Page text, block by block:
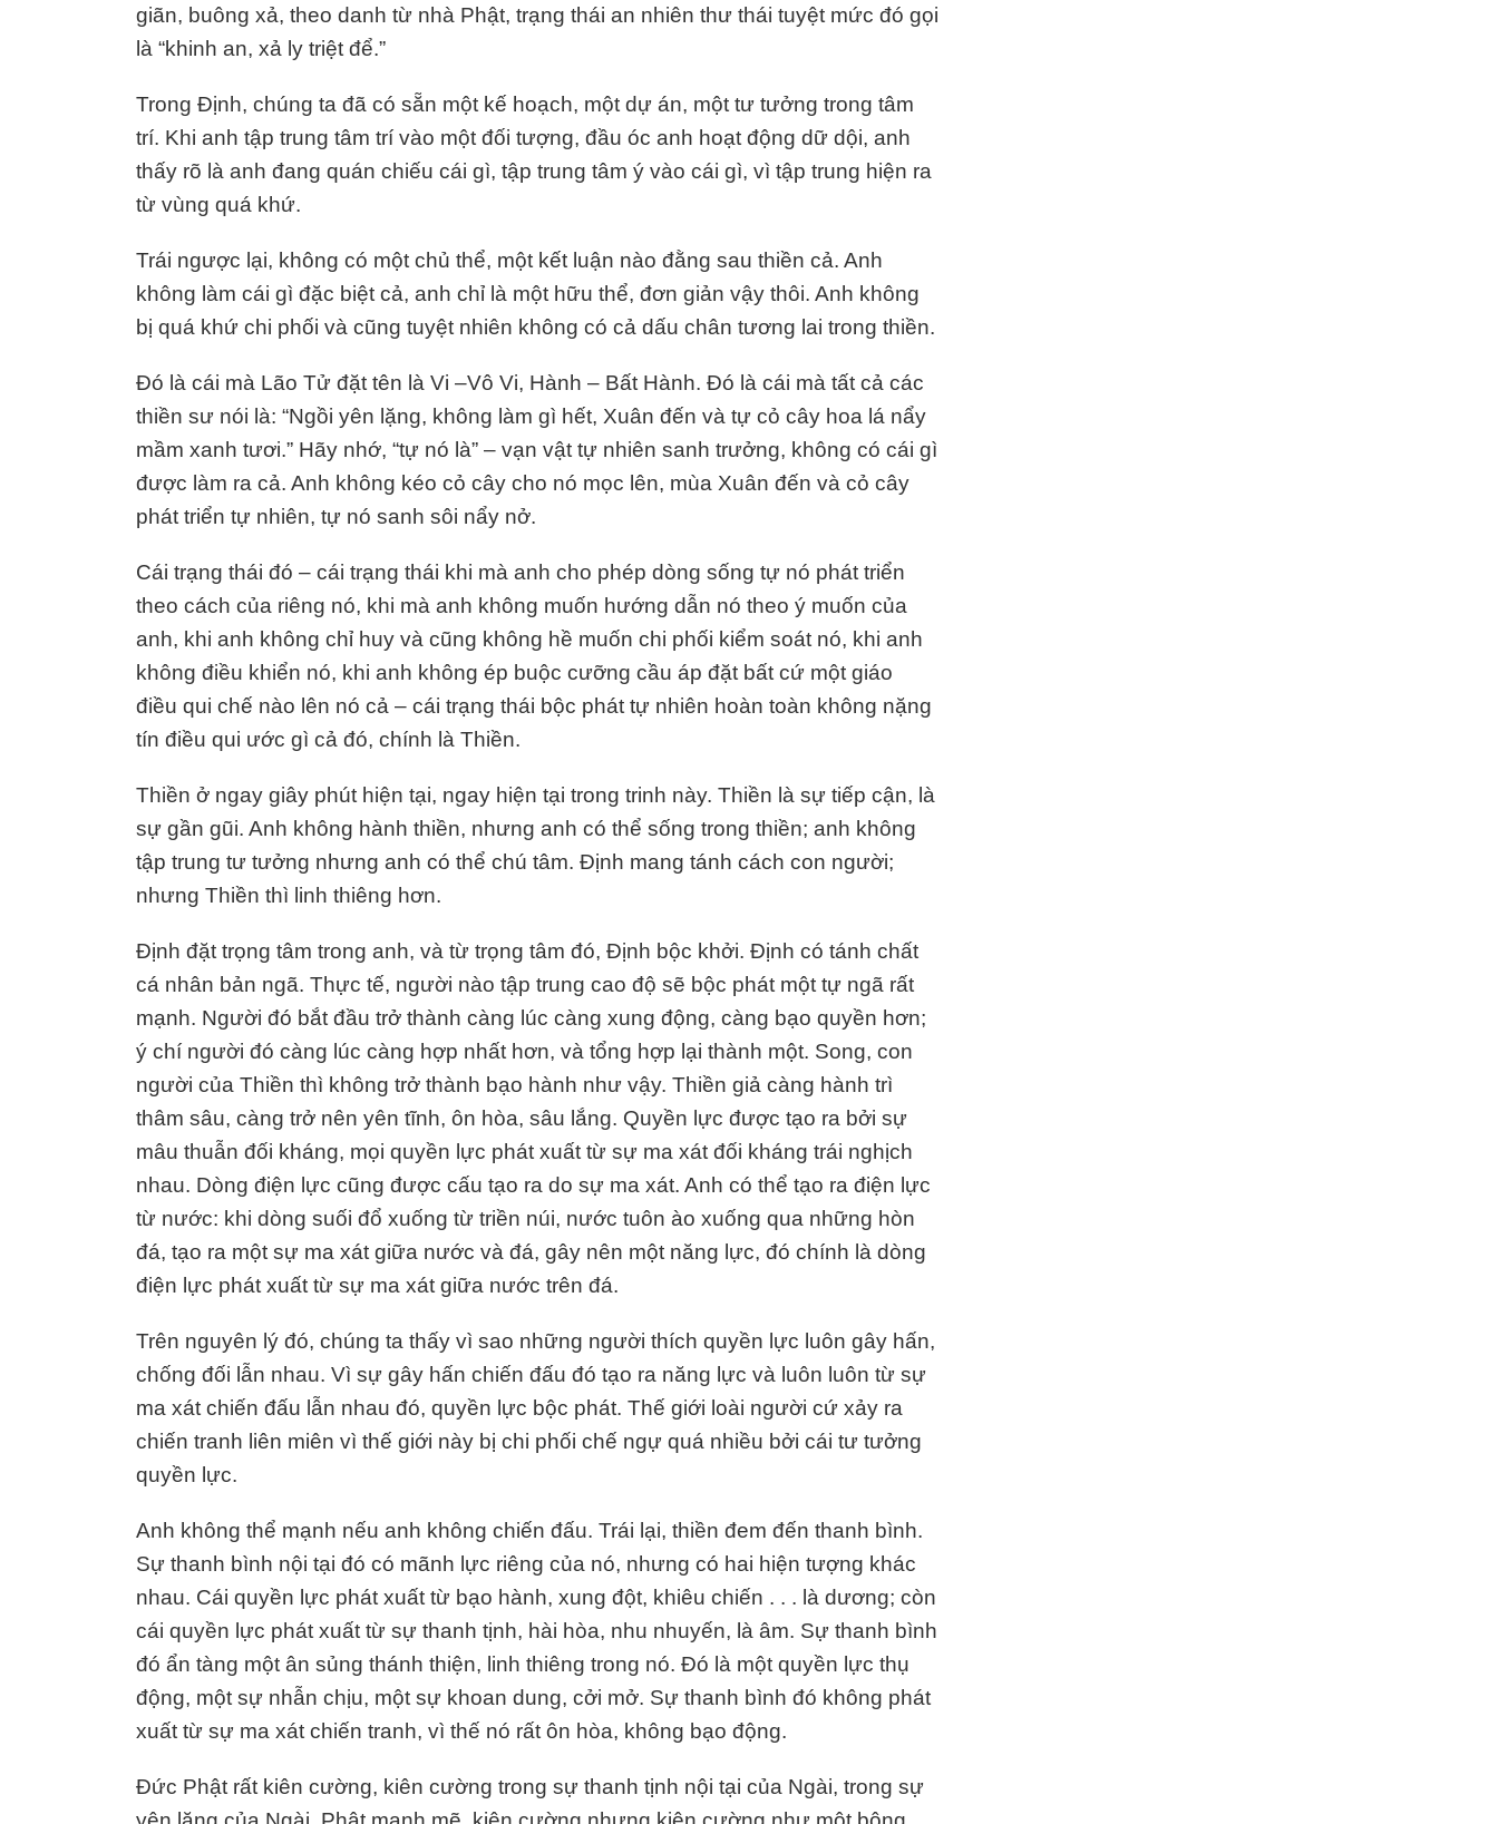
giãn, buông xả, theo danh từ nhà Phật, trạng thái an nhiên thư thái tuyệt mức đó gọi
là “khinh an, xả ly triệt để.”
Trong Định, chúng ta đã có sẵn một kế hoạch, một dự án, một tư tưởng trong tâm
trí. Khi anh tập trung tâm trí vào một đối tượng, đầu óc anh hoạt động dữ dội, anh
thấy rõ là anh đang quán chiếu cái gì, tập trung tâm ý vào cái gì, vì tập trung hiện ra
từ vùng quá khứ.
Trái ngược lại, không có một chủ thể, một kết luận nào đằng sau thiền cả. Anh
không làm cái gì đặc biệt cả, anh chỉ là một hữu thể, đơn giản vậy thôi. Anh không
bị quá khứ chi phối và cũng tuyệt nhiên không có cả dấu chân tương lai trong thiền.
Đó là cái mà Lão Tử đặt tên là Vi –Vô Vi, Hành – Bất Hành. Đó là cái mà tất cả các
thiền sư nói là: “Ngồi yên lặng, không làm gì hết, Xuân đến và tự cỏ cây hoa lá nẩy
mầm xanh tươi.” Hãy nhớ, “tự nó là” – vạn vật tự nhiên sanh trưởng, không có cái gì
được làm ra cả. Anh không kéo cỏ cây cho nó mọc lên, mùa Xuân đến và cỏ cây
phát triển tự nhiên, tự nó sanh sôi nẩy nở.
Cái trạng thái đó – cái trạng thái khi mà anh cho phép dòng sống tự nó phát triển
theo cách của riêng nó, khi mà anh không muốn hướng dẫn nó theo ý muốn của
anh, khi anh không chỉ huy và cũng không hề muốn chi phối kiểm soát nó, khi anh
không điều khiển nó, khi anh không ép buộc cưỡng cầu áp đặt bất cứ một giáo
điều qui chế nào lên nó cả – cái trạng thái bộc phát tự nhiên hoàn toàn không nặng
tín điều qui ước gì cả đó, chính là Thiền.
Thiền ở ngay giây phút hiện tại, ngay hiện tại trong trinh này. Thiền là sự tiếp cận, là
sự gần gũi. Anh không hành thiền, nhưng anh có thể sống trong thiền; anh không
tập trung tư tưởng nhưng anh có thể chú tâm. Định mang tánh cách con người;
nhưng Thiền thì linh thiêng hơn.
Định đặt trọng tâm trong anh, và từ trọng tâm đó, Định bộc khởi. Định có tánh chất
cá nhân bản ngã. Thực tế, người nào tập trung cao độ sẽ bộc phát một tự ngã rất
mạnh. Người đó bắt đầu trở thành càng lúc càng xung động, càng bạo quyền hơn;
ý chí người đó càng lúc càng hợp nhất hơn, và tổng hợp lại thành một. Song, con
người của Thiền thì không trở thành bạo hành như vậy. Thiền giả càng hành trì
thâm sâu, càng trở nên yên tĩnh, ôn hòa, sâu lắng. Quyền lực được tạo ra bởi sự
mâu thuẫn đối kháng, mọi quyền lực phát xuất từ sự ma xát đối kháng trái nghịch
nhau. Dòng điện lực cũng được cấu tạo ra do sự ma xát. Anh có thể tạo ra điện lực
từ nước: khi dòng suối đổ xuống từ triền núi, nước tuôn ào xuống qua những hòn
đá, tạo ra một sự ma xát giữa nước và đá, gây nên một năng lực, đó chính là dòng
điện lực phát xuất từ sự ma xát giữa nước trên đá.
Trên nguyên lý đó, chúng ta thấy vì sao những người thích quyền lực luôn gây hấn,
chống đối lẫn nhau. Vì sự gây hấn chiến đấu đó tạo ra năng lực và luôn luôn từ sự
ma xát chiến đấu lẫn nhau đó, quyền lực bộc phát. Thế giới loài người cứ xảy ra
chiến tranh liên miên vì thế giới này bị chi phối chế ngự quá nhiều bởi cái tư tưởng
quyền lực.
Anh không thể mạnh nếu anh không chiến đấu. Trái lại, thiền đem đến thanh bình.
Sự thanh bình nội tại đó có mãnh lực riêng của nó, nhưng có hai hiện tượng khác
nhau. Cái quyền lực phát xuất từ bạo hành, xung đột, khiêu chiến . . . là dương; còn
cái quyền lực phát xuất từ sự thanh tịnh, hài hòa, nhu nhuyến, là âm. Sự thanh bình
đó ẩn tàng một ân sủng thánh thiện, linh thiêng trong nó. Đó là một quyền lực thụ
động, một sự nhẫn chịu, một sự khoan dung, cởi mở. Sự thanh bình đó không phát
xuất từ sự ma xát chiến tranh, vì thế nó rất ôn hòa, không bạo động.
Đức Phật rất kiên cường, kiên cường trong sự thanh tịnh nội tại của Ngài, trong sự